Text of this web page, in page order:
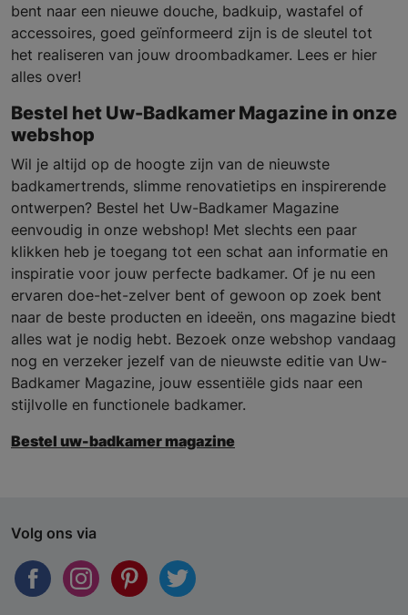
bent naar een nieuwe douche, badkuip, wastafel of
accessoires, goed geïnformeerd zijn is de sleutel tot
het realiseren van jouw droombadkamer. Lees er hier
alles over!
Bestel het Uw-Badkamer Magazine in onze
webshop
Wil je altijd op de hoogte zijn van de nieuwste
badkamertrends, slimme renovatietips en inspirerende
ontwerpen? Bestel het Uw-Badkamer Magazine
eenvoudig in onze webshop! Met slechts een paar
klikken heb je toegang tot een schat aan informatie en
inspiratie voor jouw perfecte badkamer. Of je nu een
ervaren doe-het-zelver bent of gewoon op zoek bent
naar de beste producten en ideeën, ons magazine biedt
alles wat je nodig hebt. Bezoek onze webshop vandaag
nog en verzeker jezelf van de nieuwste editie van Uw-
Badkamer Magazine, jouw essentiële gids naar een
stijlvolle en functionele badkamer.
Bestel uw-badkamer magazine
Volg ons via